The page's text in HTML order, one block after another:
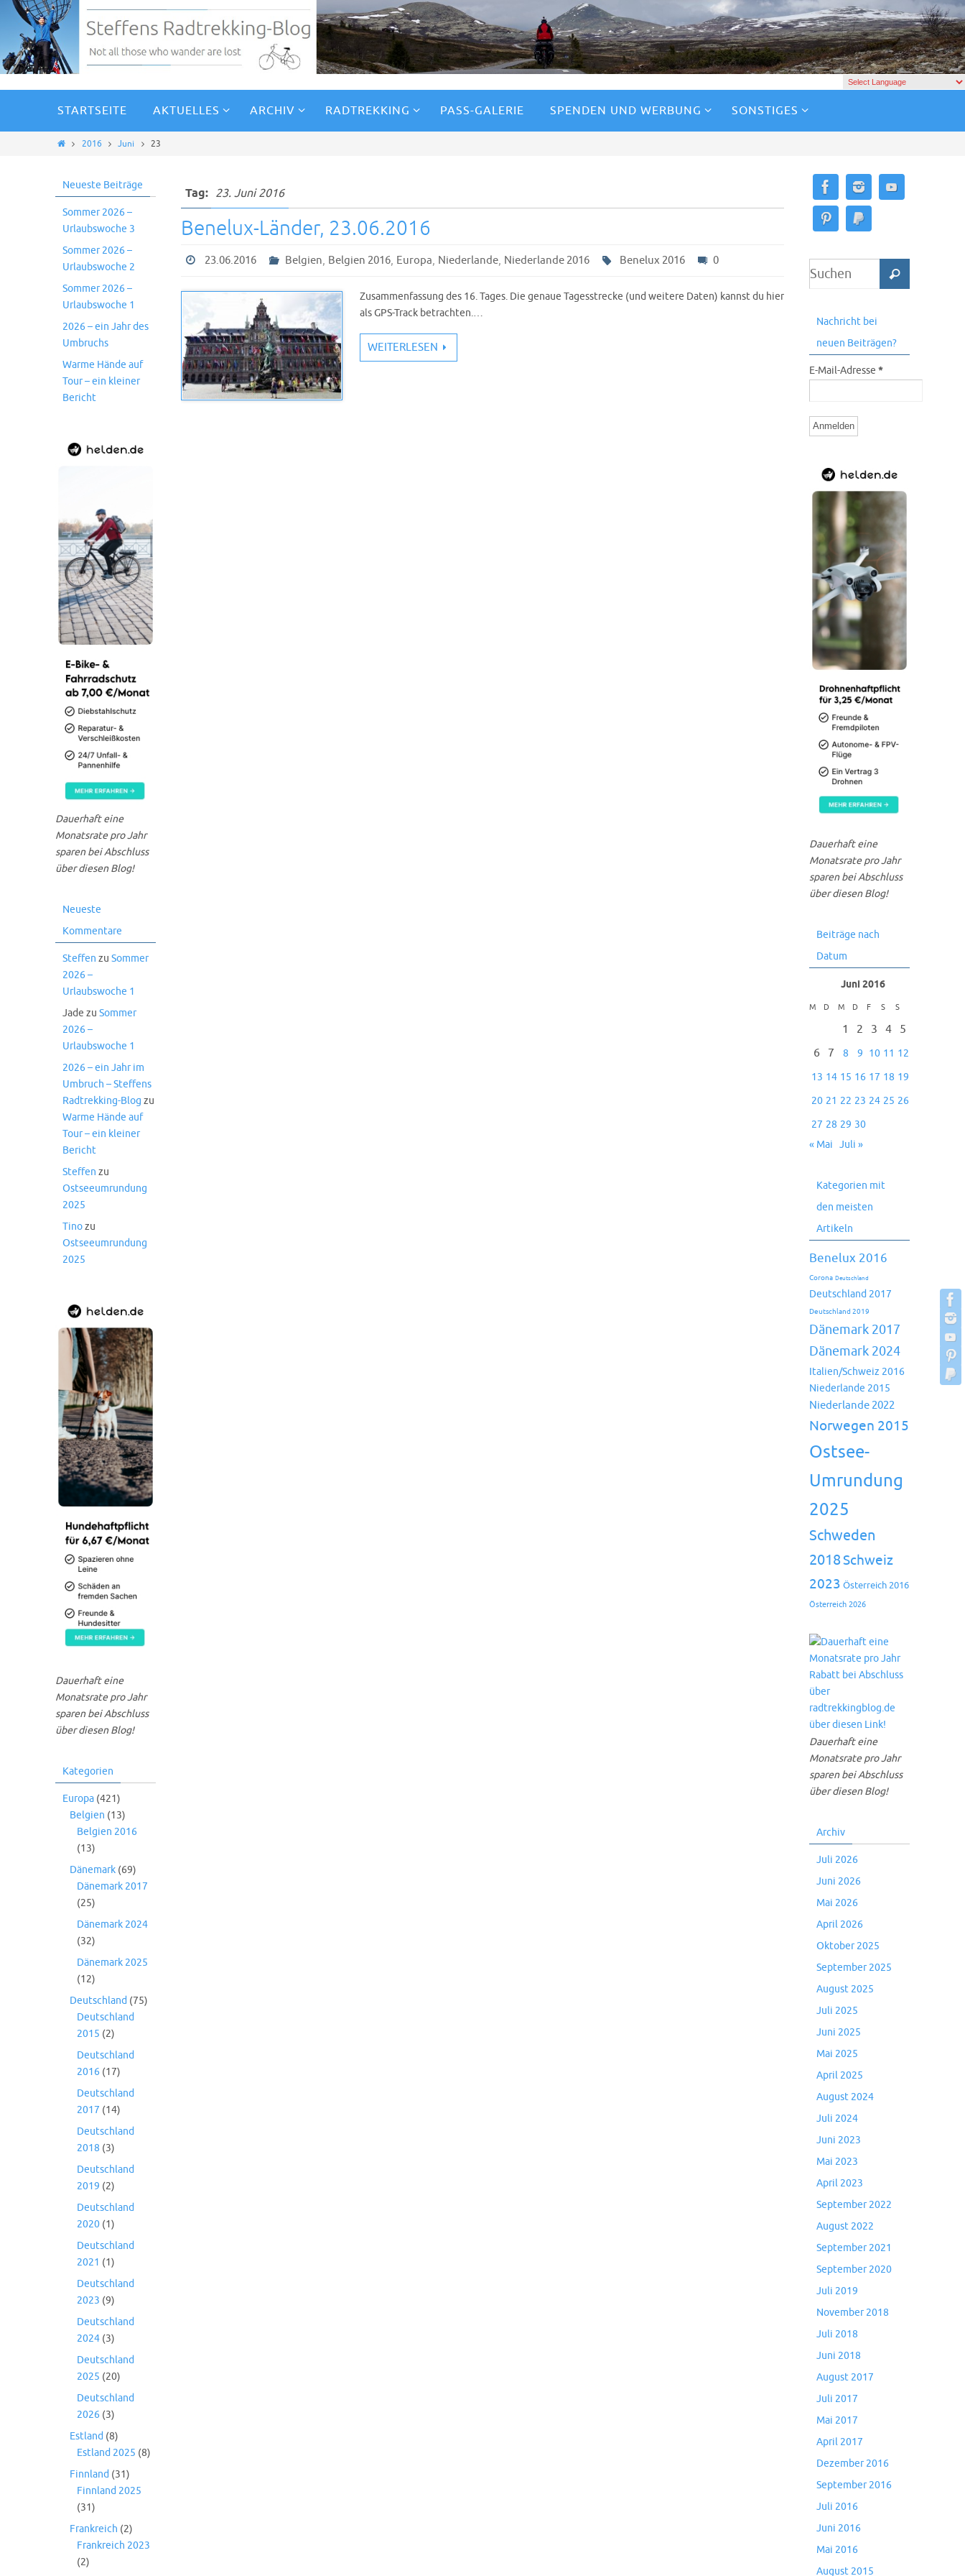
STARTSEITE AKTUELLES ARCHIV RADTREKKING PASS-GALERIE SPENDEN UND WERBUNG SONSTIGES
2016 Juni 23
Tag: 23. Juni 2016
Benelux-Länder, 23.06.2016
23.06.2016 Belgien, Belgien 2016, Europa, Niederlande, Niederlande 2016 Benelux 2016 0
Zusammenfassung des 16. Tages. Die genaue Tagesstrecke (und weitere Daten) kannst du hier
als GPS-Track betrachten.…
WEITERLESEN
Neueste Beiträge
Sommer 2026 –
Urlaubswoche 3
Sommer 2026 –
Urlaubswoche 2
Sommer 2026 –
Urlaubswoche 1
2026 – ein Jahr des
Umbruchs
Warme Hände auf
Tour – ein kleiner
Bericht
Dauerhaft eine
Monatsrate pro Jahr
sparen bei Abschluss
über diesen Blog!
Neueste
Kommentare
Steffen zu Sommer
2026 –
Urlaubswoche 1
Jade zu Sommer
2026 –
Urlaubswoche 1
2026 – ein Jahr im
Umbruch – Steffens
Radtrekking-Blog zu
Warme Hände auf
Tour – ein kleiner
Bericht
Steffen zu
Ostseeumrundung
2025
Tinozu
Ostseeumrundung
2025
Dauerhaft eine
Monatsrate pro Jahr
sparen bei Abschluss
über diesen Blog!
Kategorien
Europa (421)
Belgien (13)
Belgien 2016
(13)
Dänemark (69)
Dänemark 2017
(25)
Dänemark 2024
(32)
Dänemark 2025
(12)
Deutschland (75)
Deutschland
2015 (2)
Deutschland
2016 (17)
Deutschland
2017 (14)
Deutschland
2018 (3)
Deutschland
2019 (2)
Deutschland
2020 (1)
Deutschland
2021 (1)
Deutschland
2023 (9)
Deutschland
2024 (3)
Deutschland
2025 (20)
Deutschland
2026 (3)
Estland (8)
Estland 2025 (8)
Finnland (31)
Finnland 2025
(31)
Frankreich (2)
Frankreich 2023
(2)
Nachricht bei
neuen Beiträgen?
E-Mail-Adresse *
Dauerhaft eine
Monatsrate pro Jahr
sparen bei Abschluss
über diesen Blog!
Beiträge nach
Datum
Juni 2016
M D M D F S S
1 2 3 4 5
6 7 8 9 10 11 12
13 14 15 16 17 18 19
20 21 22 23 24 25 26
27 28 29 30
« Mai Juli »
Kategorien mit
den meisten
Artikeln
Benelux 2016
Corona Deutschland
Deutschland 2017
Deutschland 2019
Dänemark 2017
Dänemark 2024
Italien/Schweiz 2016
Niederlande 2015
Niederlande 2022
Norwegen 2015
Ostsee-
Umrundung
2025
Schweden
2018Schweiz
2023 Österreich 2016
Österreich 2026
Dauerhaft eine
Monatsrate pro Jahr
sparen bei Abschluss
über diesen Blog!
Archiv
Juli 2026
Juni 2026
Mai 2026
April 2026
Oktober 2025
September 2025
August 2025
Juli 2025
Juni 2025
Mai 2025
April 2025
August 2024
Juli 2024
Juni 2023
Mai 2023
April 2023
September 2022
August 2022
September 2021
September 2020
Juli 2019
November 2018
Juli 2018
Juni 2018
August 2017
Juli 2017
Mai 2017
April 2017
Dezember 2016
September 2016
Juli 2016
Juni 2016
Mai 2016
August 2015